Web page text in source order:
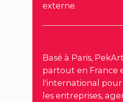
externe.
Basé à Paris,
partout en France
l'international
les entreprises,